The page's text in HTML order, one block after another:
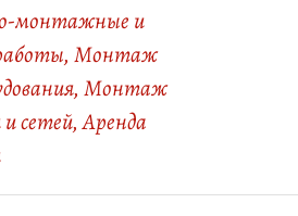
монтажные и
, Монтаж
, Монтаж
и сетей,Аренда